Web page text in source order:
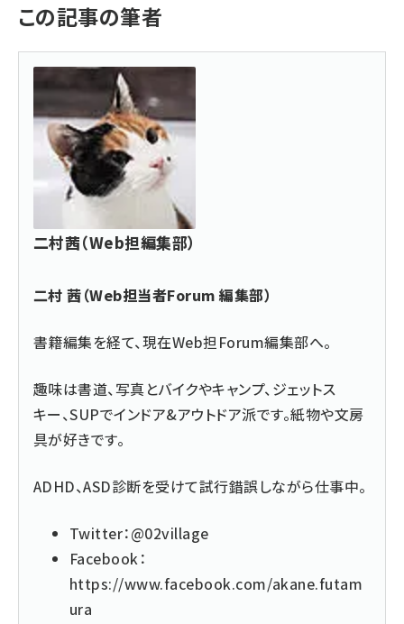
この記事の筆者
二村茜（Web担編集部）
二村 茜（Web担当者Forum 編集部）
書籍編集を経て、現在Web担Forum編集部へ。
趣味は書道、写真とバイクやキャンプ、ジェットス
キー、SUPでインドア&アウトドア派です。紙物や文房
具が好きです。
ADHD、ASD診断を受けて試行錯誤しながら仕事中。
Twitter：@02village
Facebook：
https://www.facebook.com/akane.futam
ura